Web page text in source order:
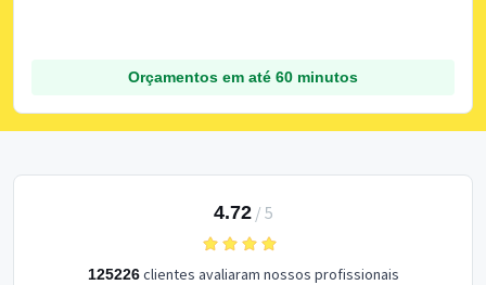
Orçamentos em até 60 minutos
4.72/ 5
125226clientes avaliaram nossos profissionais